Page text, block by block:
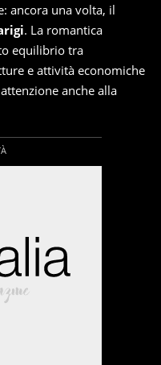
ancora una volta, il
. La romantica
equilibrio tra
e attività economiche
anche alla